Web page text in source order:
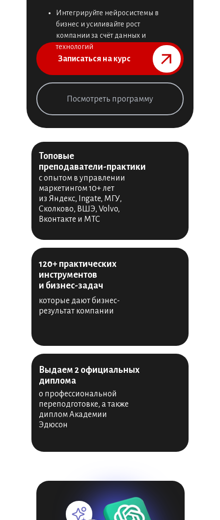
Записаться на курс⠀⠀⠀⠀⠀
Интегрируйте нейросистемы в
бизнес и усиливайте рост
компании за счёт данных и
технологий
Посмотреть программу
120+ практических
инструментов
и бизнес-задач
которые дают бизнес-
результат компании
Топовые
преподаватели-практики
с опытом в управлении
маркетингом 10+ лет
из Яндекс, Ingate, МГУ,
Сколково, ВШЭ, Volvo,
Вконтакте и МТС
Выдаем 2 официальных
диплома
о профессиональной
переподготовке, а также
диплом Академии
Эдюсон